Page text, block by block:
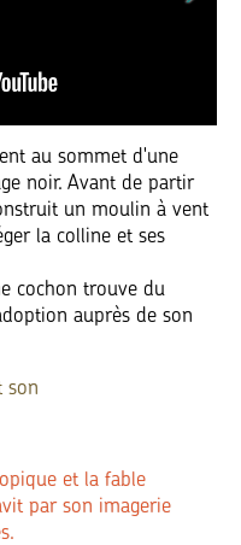
au sommet d'une
noir. Avant de partir
un moulin à vent
la colline et ses
cochon trouve du
auprès de son
et la fable
par son imagerie